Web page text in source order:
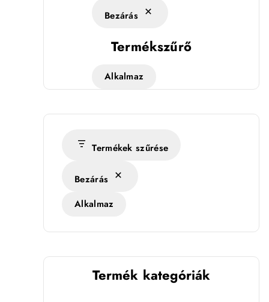
Bezárás
Termékszűrő
Alkalmaz
Termékek szűrése
Bezárás
Alkalmaz
Termék kategóriák